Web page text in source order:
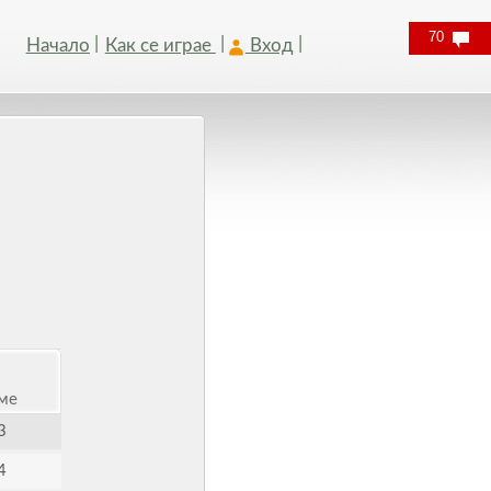
Начало Как се играе Вход 70